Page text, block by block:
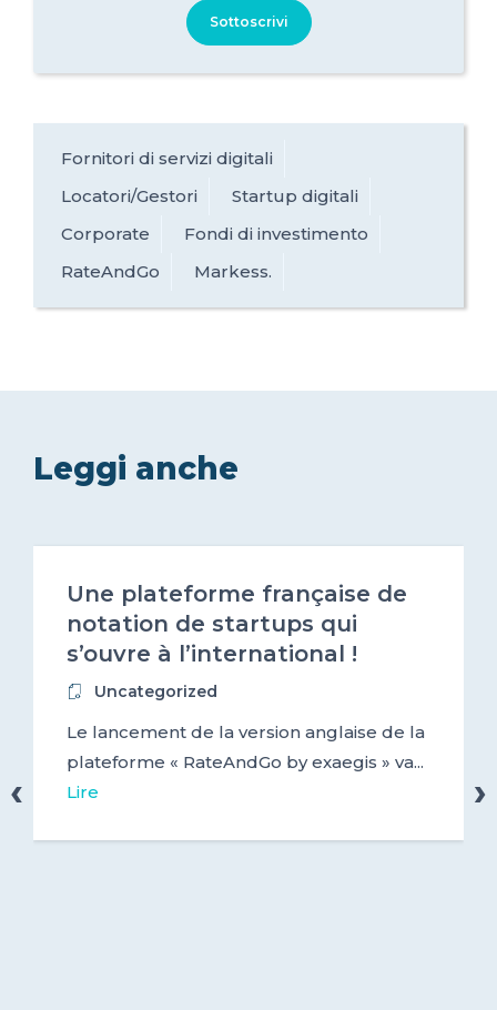
Sottoscrivi
Fornitori di servizi digitali
Locatori/Gestori
Startup digitali
Corporate
Fondi di investimento
RateAndGo
Markess.
Leggi anche
Une plateforme française de
notation de startups qui
s’ouvre à l’international !
Uncategorized
Le lancement de la version anglaise de la
plateforme « RateAndGo by exaegis » va...
Lire
‹ ›